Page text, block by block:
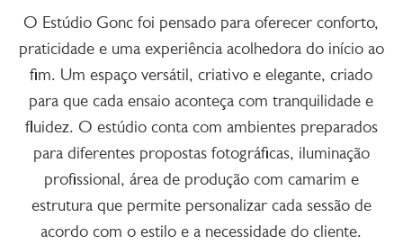
O Estúdio Gonc foi pensado para oferecer conforto,
praticidade e uma experiência acolhedora do início ao
fim. Um espaço versátil, criativo e elegante, criado
para que cada ensaio aconteça com tranquilidade e
fluidez. O estúdio conta com ambientes preparados
para diferentes propostas fotográficas, iluminação
profissional, área de produção com camarim e
estrutura que permite personalizar cada sessão de
acordo com o estilo e a necessidade do cliente.